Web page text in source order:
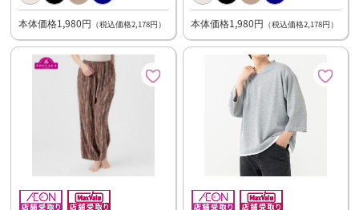
本体価格1,980円 （税込価格2,178円） 本体価格1,980円 （税込価格2,178円）